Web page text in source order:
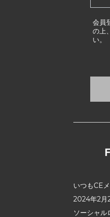
会員
の上
い。
いつもCE
2024年2月
ソーシャ